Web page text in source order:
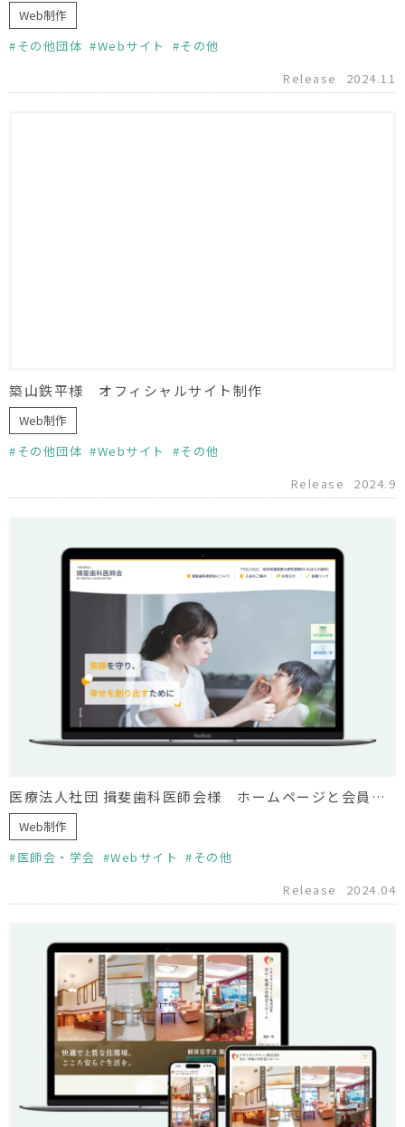
Web制作
その他団体
Webサイト
その他
Release
2024.11
築山鉄平様 オフィシャルサイト制作
Web制作
その他団体
Webサイト
その他
Release
2024.9
医療法人社団 揖斐歯科医師会様 ホームページと会員限定サイト作成
Web制作
医師会・学会
Webサイト
その他
Release
2024.04